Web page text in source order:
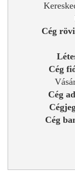
Cég
Cég
Cég
Cég